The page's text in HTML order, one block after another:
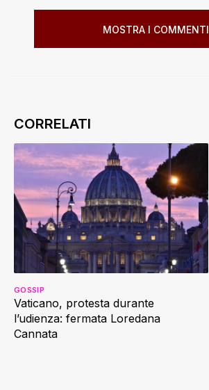
MOSTRA I COMMENTI
Vaticano, protesta durante
l’udienza: fermata Loredana
Cannata
GOSSIP